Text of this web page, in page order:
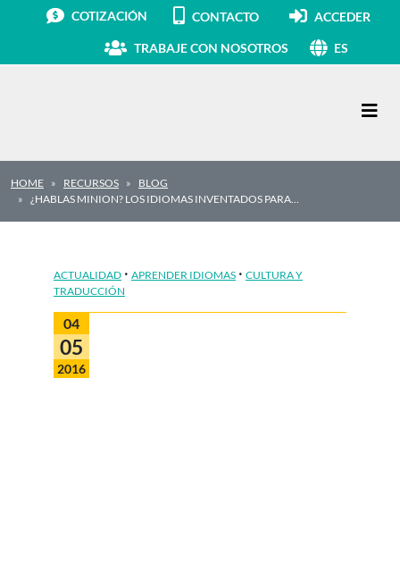
COTIZACIÓN CONTACTO ACCEDER
TRABAJE CON NOSOTROS ES
HOME RECURSOS
BLOG
¿HABLAS MINION? LOS IDIOMAS INVENTADOS PARA…
ACTUALIDAD · APRENDER IDIOMAS · CULTURA Y
TRADUCCIÓN
04
05
2016